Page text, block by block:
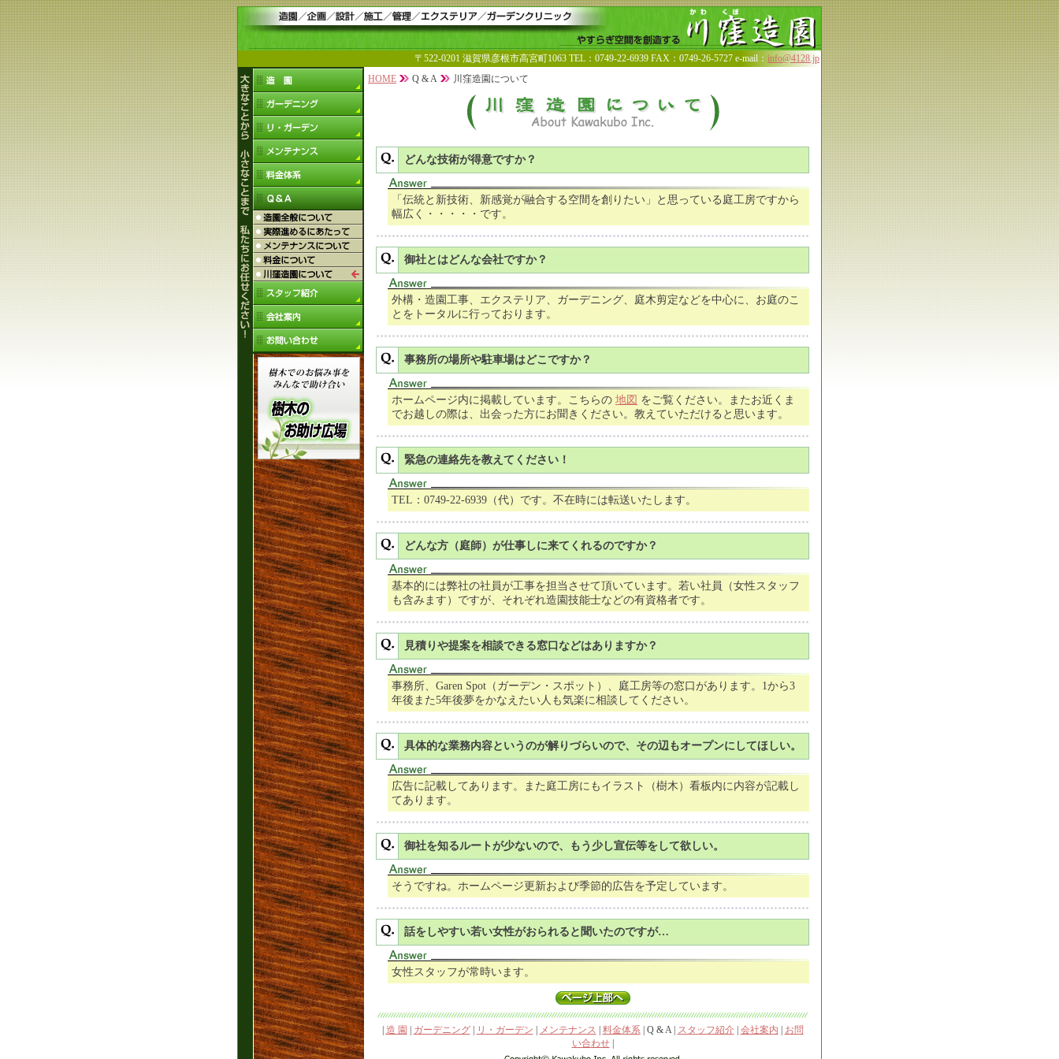
〒522-0201 滋賀県彦根市高宮町1063 TEL：0749-22-6939 FAX：0749-26-5727 e-mail： info@4128.jp
HOME
Q & A 川窪造園について
どんな技術が得意ですか？
「伝統と新技術、新感覚が融合する空間を創りたい」と思っている庭工房ですから
幅広く・・・・・です。
御社とはどんな会社ですか？
外構・造園工事、エクステリア、ガーデニング、庭木剪定などを中心に、お庭のこ
とをトータルに行っております。
事務所の場所や駐車場はどこですか？
ホームページ内に掲載しています。こちらの 地図 をご覧ください。またお近くま
でお越しの際は、出会った方にお聞きください。教えていただけると思います。
緊急の連絡先を教えてください！
TEL：0749-22-6939（代）です。不在時には転送いたします。
どんな方（庭師）が仕事しに来てくれるのですか？
基本的には弊社の社員が工事を担当させて頂いています。若い社員（女性スタッフ
も含みます）ですが、それぞれ造園技能士などの有資格者です。
見積りや提案を相談できる窓口などはありますか？
事務所、Garen Spot（ガーデン・スポット）、庭工房等の窓口があります。1から3
年後また5年後夢をかなえたい人も気楽に相談してください。
具体的な業務内容というのが解りづらいので、その辺もオープンにしてほしい。
広告に記載してあります。また庭工房にもイラスト（樹木）看板内に内容が記載し
てあります。
御社を知るルートが少ないので、もう少し宣伝等をして欲しい。
そうですね。ホームページ更新および季節的広告を予定しています。
話をしやすい若い女性がおられると聞いたのですが…
女性スタッフが常時います。
造 園 ガーデニング| リ・ガーデン メンテナンス 料金体系| Q & A | スタッフ紹介| 会社案内
お問
い合わせ|